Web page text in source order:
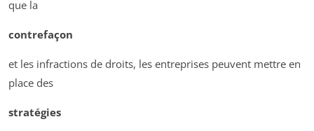
que la
contrefaçon
et les infractions de droits, les entreprises peuvent mettre en
place des
stratégies